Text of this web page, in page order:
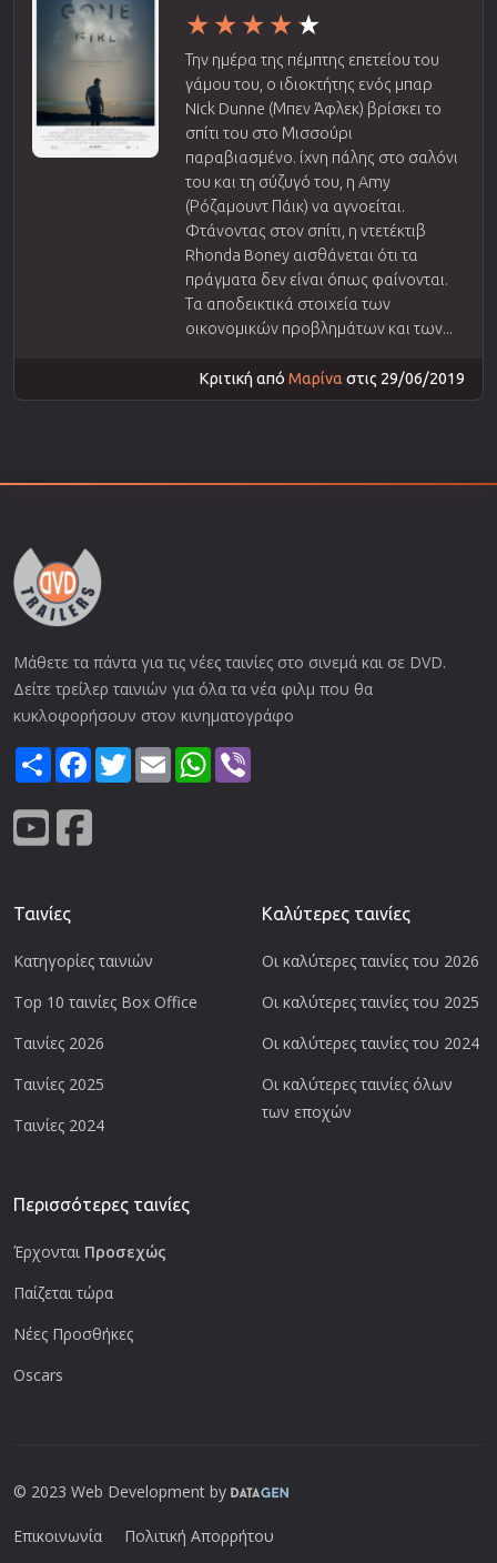
Την ημέρα της πέμπτης επετείου του
γάμου του, ο ιδιοκτήτης ενός μπαρ
Nick Dunne (Μπεν Άφλεκ) βρίσκει το
σπίτι του στο Μισσούρι
παραβιασμένο. ίχνη πάλης στο σαλόνι
του και τη σύζυγό του, η Amy
(Ρόζαμουντ Πάικ) να αγνοείται.
Φτάνοντας στον σπίτι, η ντετέκτιβ
Rhonda Boney αισθάνεται ότι τα
πράγματα δεν είναι όπως φαίνονται.
Τα αποδεικτικά στοιχεία των
οικονομικών προβλημάτων και των...
Κριτική από Μαρίνα στις 29/06/2019
Μάθετε τα πάντα για τις νέες ταινίες στο σινεμά και σε DVD.
Δείτε τρείλερ ταινιών για όλα τα νέα φιλμ που θα
κυκλοφορήσουν στον κινηματογράφο
ShareFacebook
TwitterEmail WhatsApp
Ταινίες
Κατηγορίες ταινιών
Top 10 ταινίες Box Office
Ταινίες 2026
Ταινίες 2025
Ταινίες 2024
Καλύτερες ταινίες
Οι καλύτερες ταινίες του 2026
Οι καλύτερες ταινίες του 2025
Οι καλύτερες ταινίες του 2024
Οι καλύτερες ταινίες όλων
των εποχών
Περισσότερες ταινίες
Έρχονται Προσεχώς
Παίζεται τώρα
Νέες Προσθήκες
Oscars
© 2023 Web Development by
Επικοινωνία Πολιτική Απορρήτου